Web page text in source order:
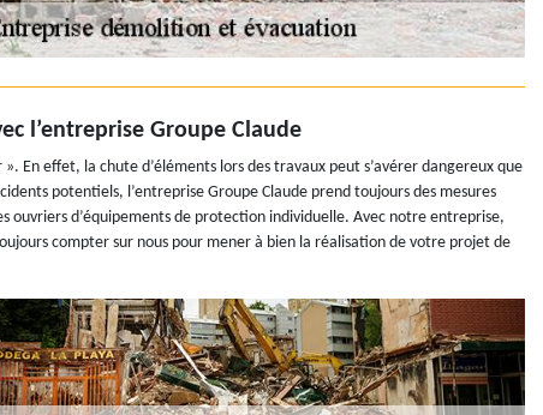
l’entreprise Groupe Claude
En effet, la chute d’éléments lors des travaux peut s’avérer dangereux que
potentiels, l’entreprise Groupe Claude prend toujours des mesures
ouvriers d’équipements de protection individuelle. Avec notre entreprise,
compter sur nous pour mener à bien la réalisation de votre projet de